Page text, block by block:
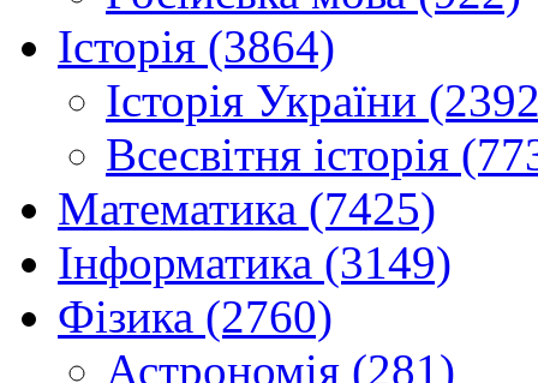
Історія (3864)
Історія України
Всесвітня історія
Математика (7425)
Інформатика (3149)
Фізика (2760)
Астрономія (281)